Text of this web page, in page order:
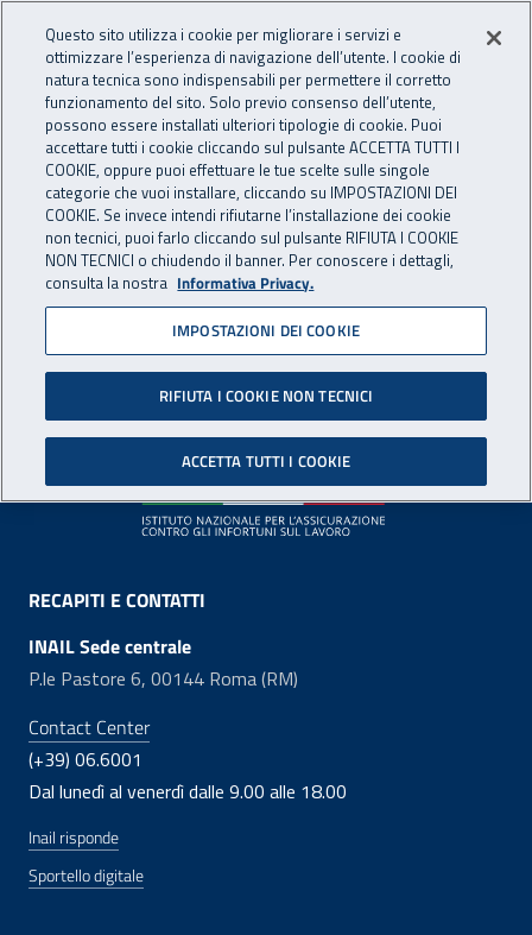
INAIL - Istituto Nazionale
Apri cerca
Navigazione principale
Pagina non disponibile
Il contenuto non è stato trovato. Per continuare la
navigazione è possibile ritornare alla
Footer
RECAPITI E CONTATTI
INAIL Sede centrale
P.le Pastore 6, 00144 Roma (RM)
Contact Center
(+39) 06.6001
Dal lunedì al venerdì dalle 9.00 alle 18.00
Inail risponde
Sportello digitale
Questo sito utilizza i cookie per migliorare i servizi e
ottimizzare l’esperienza di navigazione dell’utente. I cookie di
natura tecnica sono indispensabili per permettere il corretto
funzionamento del sito. Solo previo consenso dell’utente,
possono essere installati ulteriori tipologie di cookie. Puoi
accettare tutti i cookie cliccando sul pulsante ACCETTA TUTTI I
COOKIE, oppure puoi effettuare le tue scelte sulle singole
categorie che vuoi installare, cliccando su IMPOSTAZIONI DEI
COOKIE. Se invece intendi rifiutarne l’installazione dei cookie
non tecnici, puoi farlo cliccando sul pulsante RIFIUTA I COOKIE
NON TECNICI o chiudendo il banner. Per conoscere i dettagli,
consulta la nostra Informativa Privacy.
IMPOSTAZIONI DEI COOKIE
RIFIUTA I COOKIE NON TECNICI
ACCETTA TUTTI I COOKIE